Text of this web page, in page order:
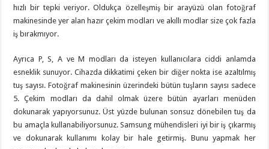
hızlı bir tepki veriyor. Oldukça özelleşmiş bir arayüzü olan fotoğraf
makinesinde yer alan hazır çekim modları ve akıllı modlar size çok fazla
iş bırakmıyor.
Ayrıca P, S, A ve M modları da isteyen kullanıcılara ciddi anlamda
esneklik sunuyor. Cihazda dikkatimi çeken bir diğer nokta ise azaltılmış
tuş sayısı. Fotoğraf makinesinin üzerindeki bütün tuşların sayısı sadece
5. Çekim modları da dahil olmak üzere bütün ayarları menüden
dokunarak yapıyorsunuz. Üst yüzde bulunan sonsuz dönebilen tuş da
bu amaçla kullanabiliyorsunuz. Samsung mühendisleri iyi bir iş çıkarmış
ve dokunarak kullanımı kolay bir hale getirmiş. Bunu yapmak her